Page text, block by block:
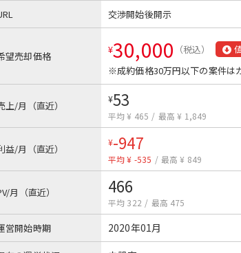
交渉開始後開示
望売却価格 ¥30,000 （税込）
※成約価格30万円以下の案件は
上/月（直近）
¥53
平均 ¥ 465 / 最高 ¥ 1,849
益/月（直近）
¥-947
平均 ¥ -535 / 最高 ¥ 849
月（直近） 466
平均 322 / 最高 475
営開始時期 2020年01月